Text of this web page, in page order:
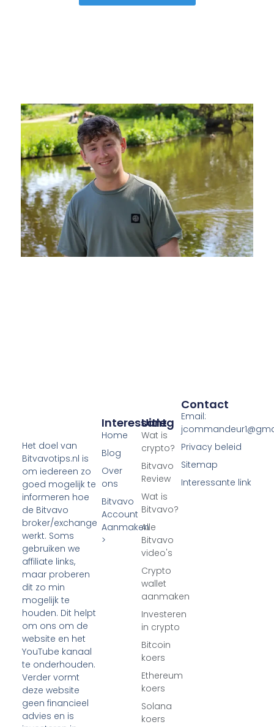
Het doel van
Bitvavotips.nl is
om iedereen zo
goed mogelijk te
informeren hoe
de Bitvavo
broker/exchange
werkt. Soms
gebruiken we
affiliate links,
maar proberen
dit zo min
mogelijk te
houden. Dit helpt
om ons om de
website en het
YouTube kanaal
te onderhouden.
Verder vormt
deze website
geen financieel
advies en is
Uitleg
Wat is
crypto?
Bitvavo
Review
Wat is
Bitvavo?
Alle
Bitvavo
video's
Crypto
wallet
aanmaken
Investeren
in crypto
Bitcoin
koers
Ethereum
koers
Solana
koers
Interessant
Home
Blog
Over
ons
Bitvavo
Account
Aanmaken
>
Contact
Email:
Privacy beleid
Sitemap
Interessante link